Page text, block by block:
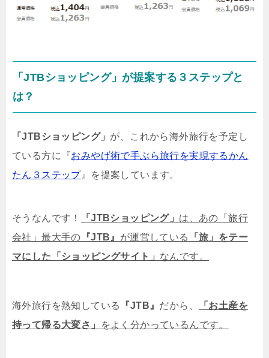
「JTBショッピング」が提案する３ステップと
は？
「JTBショッピング」 が、これから海外旅行を予定し
ている方に『おみやげ術で手ぶら旅行を実現するかん
たん３ステップ』を提案しています。
そうなんです！ 「JTBショッピング」 は、あの「旅行
会社」最大手の 『JTB』 が運営している
「旅」をテー
マにした「ショッピングサイト」 なんです。
海外旅行を熟知している 『JTB』 だから、
「お土産を
持って帰る大変さ」
をよく分かっているんです。